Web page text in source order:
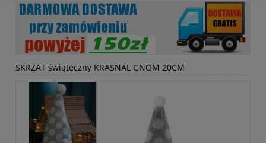
SKRZAT świąteczny KRASNAL GNOM 20CM